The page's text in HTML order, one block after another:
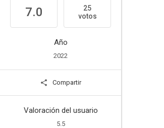
7.0
25
votos
Año
2022
Compartir
Valoración del usuario
5.5